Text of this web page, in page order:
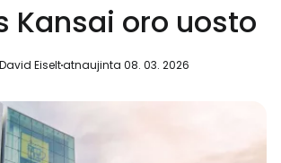
Kansai oro uosto
David Eiseltatnaujinta 08. 03. 2026
Tęsti su Facebook